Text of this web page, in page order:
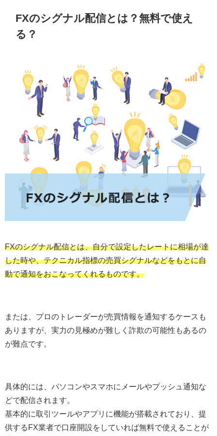
FXのシグナル配信とは？無料で使え
る？
FXのシグナル配信とは、自分で設定したレートに相場が達
した時や、テクニカル指標の売買シグナルなどをもとに自
動で通知をおこなってくれるものです。
または、プロのトレーダーが売買情報を通知するケースも
ありますが、実力の見極めが難しく詐欺の可能性もあるの
が難点です。
具体的には、パソコンやスマホにメールやプッシュ通知な
どで配信されます。
基本的に取引ツールやアプリに機能が搭載されており、提
供するFX業者で口座開設をしていれば無料で使えることが